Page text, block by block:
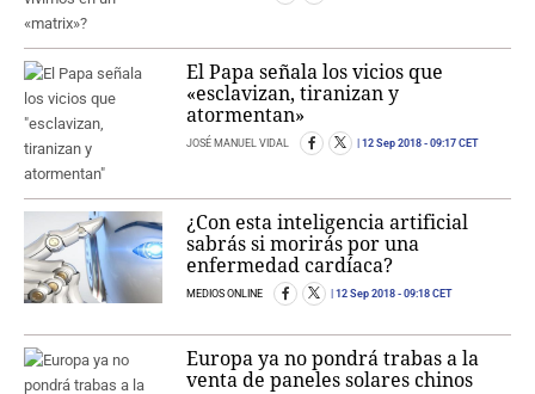
El Papa señala los vicios que
«esclavizan, tiranizan y
atormentan»
JOSÉ MANUEL VIDAL 12 Sep 2018 - 09:17 CET
¿Con esta inteligencia artificial
sabrás si morirás por una
enfermedad cardíaca?
MEDIOS ONLINE 12 Sep 2018 - 09:18 CET
Europa ya no pondrá trabas a la
venta de paneles solares chinos